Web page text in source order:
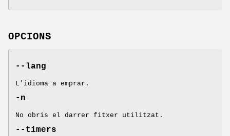
OPCIONS
--lang
L'idioma a emprar.
-n
No obris el darrer fitxer utilitzat.
--timers